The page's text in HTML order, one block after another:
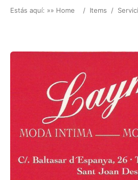
Estás aquí: »» Home / Items /